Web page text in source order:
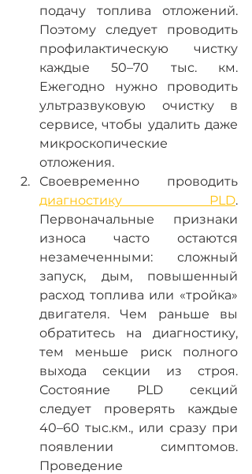
подачу топлива отложений.
Поэтому следует проводить
профилактическую чистку
каждые 50–70 тыс. км.
Ежегодно нужно проводить
ультразвуковую очистку в
сервисе, чтобы удалить даже
микроскопические
отложения.
диагностику PLD.
Первоначальные признаки
износа часто остаются
незамеченными: сложный
запуск, дым, повышенный
расход топлива или «тройка»
двигателя. Чем раньше вы
обратитесь на диагностику,
тем меньше риск полного
выхода секции из строя.
Состояние PLD секций
следует проверять каждые
40–60 тыс.км., или сразу при
появлении симптомов.
Проведение